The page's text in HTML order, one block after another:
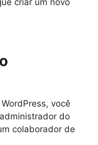
criar um novo
você
do
colaborador de